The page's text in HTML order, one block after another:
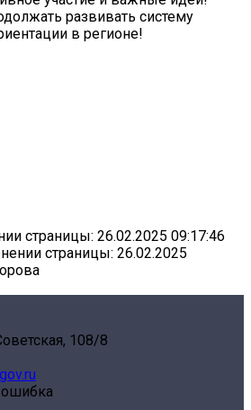
развивать систему
в регионе!
страницы: 26.02.2025 09:17:46
страницы: 26.02.2025
108/8
ошибка